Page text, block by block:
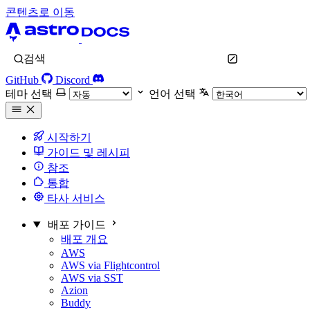
콘텐츠로 이동
검색
GitHub
Discord
테마 선택
언어 선택
시작하기
가이드 및 레시피
참조
통합
타사 서비스
배포 가이드
배포 개요
AWS
AWS via Flightcontrol
AWS via SST
Azion
Buddy